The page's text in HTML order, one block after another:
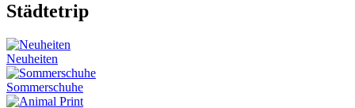
Städtetrip
Neuheiten
Sommerschuhe